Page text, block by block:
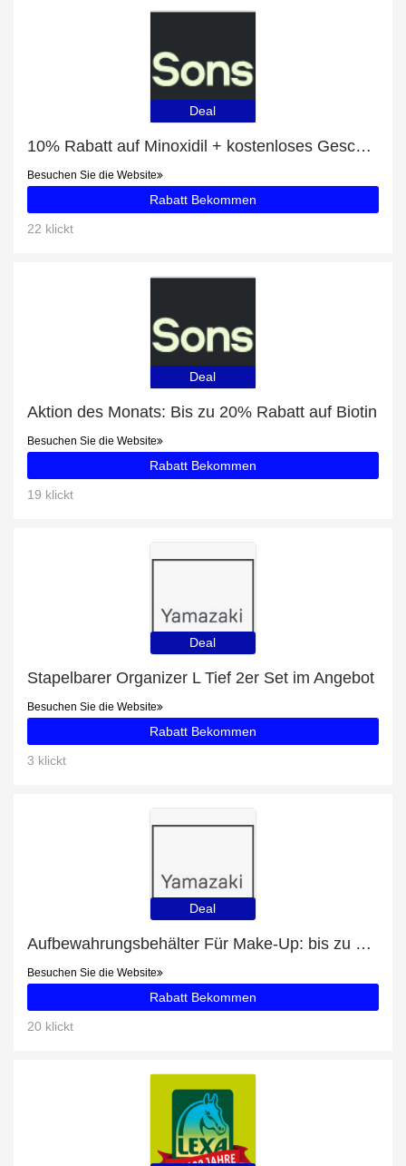
Deal
10% Rabatt auf Minoxidil + kostenloses Geschenk
Besuchen Sie die Website
Rabatt Bekommen
22 klickt
Deal
Aktion des Monats: Bis zu 20% Rabatt auf Biotin
Besuchen Sie die Website
Rabatt Bekommen
19 klickt
Deal
Stapelbarer Organizer L Tief 2er Set im Angebot
Besuchen Sie die Website
Rabatt Bekommen
3 klickt
Deal
Aufbewahrungsbehälter Für Make-Up: bis zu 41% Rabatt
Besuchen Sie die Website
Rabatt Bekommen
20 klickt